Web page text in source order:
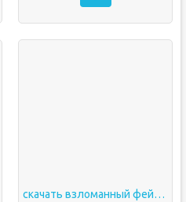
скачать взломанный фейс ап